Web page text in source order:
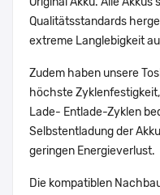
Qualitätsstandards
extreme Langlebigkeit
Zudem haben unsere
höchste
Lade- Entlade-Zyklen
Selbstentladung der
geringen Energieverlust.
Die kompatiblen